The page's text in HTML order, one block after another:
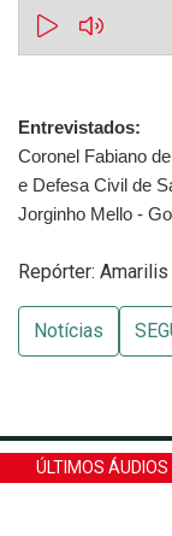
Entrevistados:
Coronel Fabiano
e Defesa Civil de
Jorginho Mello -
Repórter:
Notícias
ÚLTIMOS ÁUDIOS